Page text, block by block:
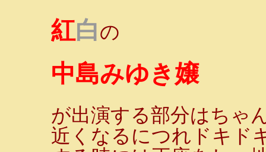
紅白の
中島みゆき嬢
が出演する部分はちゃ
近くなるにつれドキド